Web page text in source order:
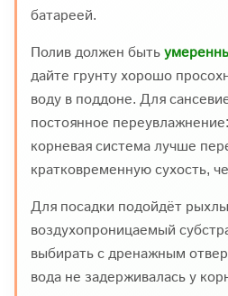
батареей.
Полив должен быть
дайте грунту хорошо
воду в поддоне. Для
постоянное
корневая система лучше
кратковременную сухость,
Для посадки подойдёт
воздухопроницаемый
выбирать с дренажным
вода не задерживалась у